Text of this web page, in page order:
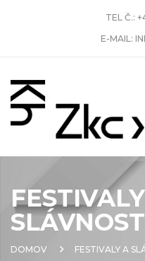
TEL Č.:
E-MAIL:
DOMOV FESTIVALY A